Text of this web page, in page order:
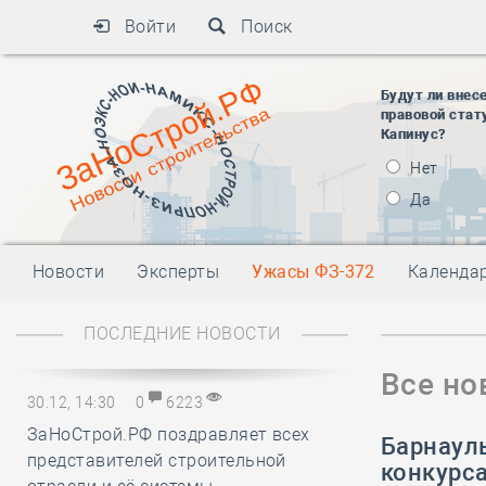
Войти Поиск
Будут ли
правовой
Капинус?
Нет
Да
Новости Эксперты Ужасы ФЗ-372
ПОСЛЕДНИЕ НОВОСТИ
30.12, 14:30 0 6223
ЗаНоСтрой.РФ поздравляет всех
представителей строительной
Все